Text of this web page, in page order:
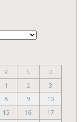
V S
D
1
2
3
8 9
10
15 16
17